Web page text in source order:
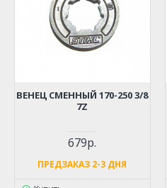
ВЕНЕЦ СМЕННЫЙ 170-250 3/8
7Z
679р.
ПРЕДЗАКАЗ 2-3 ДНЯ